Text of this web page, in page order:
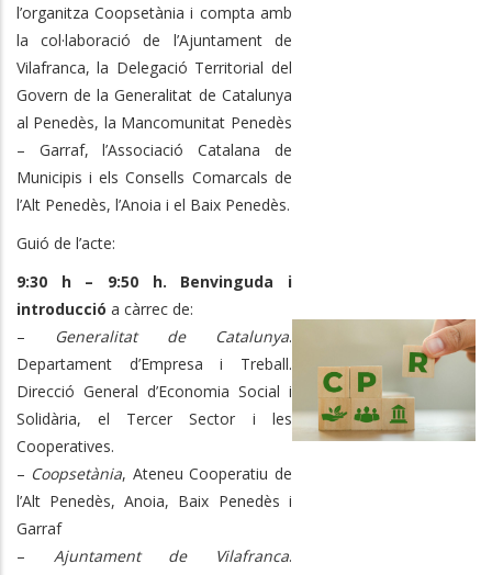
l’organitza Coopsetània i compta amb
la col·laboració de l’Ajuntament de
Vilafranca, la Delegació Territorial del
Govern de la Generalitat de Catalunya
al Penedès, la Mancomunitat Penedès
– Garraf, l’Associació Catalana de
Municipis i els Consells Comarcals de
l’Alt Penedès, l’Anoia i el Baix Penedès.
Guió de l’acte:
9:30 h – 9:50 h. Benvinguda i
introducció a càrrec de:
–
Generalitat de Catalunya.
Departament d’Empresa i Treball.
Direcció General d’Economia Social i
Solidària, el Tercer Sector i les
Cooperatives.
– Coopsetània, Ateneu Cooperatiu de
l’Alt Penedès, Anoia, Baix Penedès i
Garraf
– Ajuntament de Vilafranca.